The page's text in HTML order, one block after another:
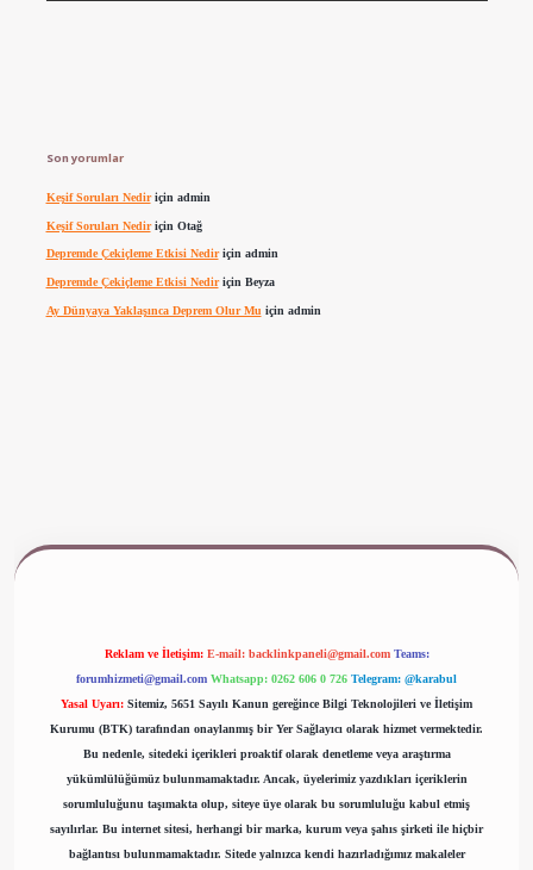
Son yorumlar
Keşif Soruları Nediriçin admin
Keşif Soruları Nediriçin Otağ
Depremde Çekiçleme Etkisi Nediriçin admin
Depremde Çekiçleme Etkisi Nediriçin Beyza
Ay Dünyaya Yaklaşınca Deprem Olur Mu için admin
Reklam ve İletişim: E-mail: backlinkpaneli@gmail.com Teams:
forumhizmeti@gmail.com Whatsapp: 0262 606 0 726 Telegram: @karabul
Yasal Uyarı: Sitemiz, 5651 Sayılı Kanun gereğince Bilgi Teknolojileri ve İletişim
Kurumu (BTK) tarafından onaylanmış bir Yer Sağlayıcı olarak hizmet vermektedir.
Bu nedenle, sitedeki içerikleri proaktif olarak denetleme veya araştırma
yükümlülüğümüz bulunmamaktadır. Ancak, üyelerimiz yazdıkları içeriklerin
sorumluluğunu taşımakta olup, siteye üye olarak bu sorumluluğu kabul etmiş
sayılırlar. Bu internet sitesi, herhangi bir marka, kurum veya şahıs şirketi ile hiçbir
bağlantısı bulunmamaktadır. Sitede yalnızca kendi hazırladığımız makaleler